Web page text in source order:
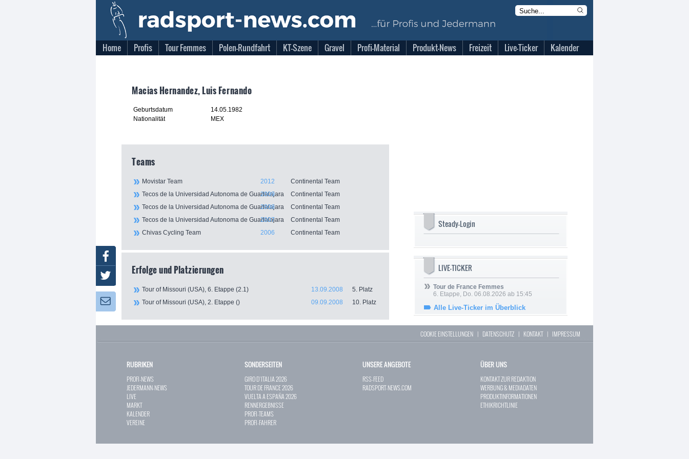
Home Profis Tour Femmes Polen-Rundfahrt KT-Szene Gravel Profi-Material Produkt-News Freizeit Live-Ticker Kalender
Macias Hernandez, Luis Fernando
Geburtsdatum
14.05.1982
Nationalität
MEX
Teams
Movistar Team 2012
Continental Team
Tecos de la Universidad Autonoma de Guadalajara
2009
Continental Team
Tecos de la Universidad Autonoma de Guadalajara
2008
Continental Team
Tecos de la Universidad Autonoma de Guadalajara
2007
Continental Team
Chivas Cycling Team
2006 Continental Team
Erfolge und Platzierungen
Tour of Missouri (USA), 6. Etappe (2.1) 5. Platz
13.09.2008
Tour of Missouri (USA), 2. Etappe ()
10. Platz
09.09.2008
Steady-Login
LIVE-TICKER
Tour de France Femmes
6. Etappe, Do. 06.08.2026 ab 15:45
Alle Live-Ticker im Überblick
Twitter
Newsletter:
COOKIE EINSTELLUNGEN | DATENSCHUTZ | KONTAKT| IMPRESSUM
RUBRIKEN
PROFI-NEWS
JEDERMANN-NEWS
LIVE
MARKT
KALENDER
VEREINE
SONDERSEITEN
GIRO D`ITALIA 2026
TOUR DE FRANCE 2026
VUELTA A ESPAÑA 2026
RENNERGEBNISSE
PROFI-TEAMS
PROFI-FAHRER
UNSERE ANGEBOTE
RSS-FEED
RADSPORT-NEWS.COM
ÜBER UNS
KONTAKT ZUR REDAKTION
WERBUNG & MEDIADATEN
PRODUKTINFORMATIONEN
ETHIKRICHTLINIE